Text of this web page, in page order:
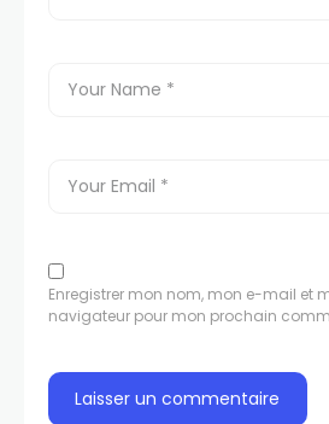
Enregistrer mon nom, mon e-mail et
navigateur pour mon prochain